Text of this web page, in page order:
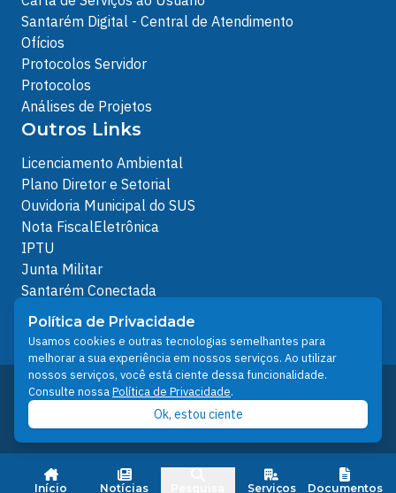
Início Notícias Serviços Documentos
Santarém Digital - Central de Atendimento
Ofícios
Protocolos Servidor
Protocolos
Análises de Projetos
Outros Links
Licenciamento Ambiental
Plano Diretor e Setorial
Ouvidoria Municipal do SUS
Nota FiscalEletrônica
IPTU
Junta Militar
Santarém Conectada
Política de Privacidade
People illustrations by Storyset
Desenvolvido pelo Núcleo Técnico de Gestão de
Tecnologia da Informação - NTI
Prefeitura de Santarém © 2026
Política de Privacidade
Usamos cookies e outras tecnologias semelhantes para
melhorar a sua experiência em nossos serviços. Ao utilizar
nossos serviços, você está ciente dessa funcionalidade.
Consulte nossaPolítica de Privacidade.
Ok, estou ciente